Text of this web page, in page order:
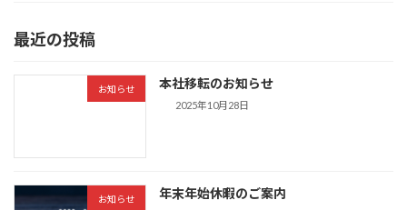
最近の投稿
お知らせ 本社移転のお知らせ
2025年10月28日
お知らせ 年末年始休暇のご案内